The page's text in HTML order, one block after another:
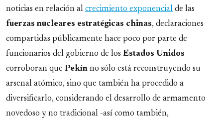
noticias en relación al crecimiento exponencial de las
fuerzas nucleares estratégicas chinas, declaraciones
compartidas públicamente hace poco por parte de
funcionarios del gobierno de los Estados Unidos
corroboran que Pekín no sólo está reconstruyendo su
arsenal atómico, sino que también ha procedido a
diversificarlo, considerando el desarrollo de armamento
novedoso y no tradicional -así como también,